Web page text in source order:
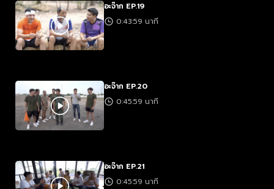
อะจ๊าก EP.19
0:43:59 นาที
อะจ๊าก EP.20
0:45:59 นาที
อะจ๊าก EP.21
0:45:59 นาที